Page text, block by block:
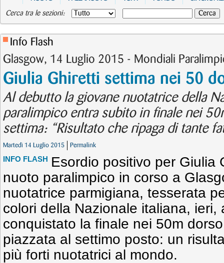
Cerca tra le sezioni:
Info Flash
Glasgow, 14 Luglio 2015 - Mondiali
Giulia Ghiretti settima nei 50
Al debutto la giovane nuotatrice della
paralimpico entra subito in finale nei
settima: “Risultato che ripaga di tante
Martedì 14 Luglio 2015 Permalink
INFO FLASH Esordio positivo per Giulia
nuoto paralimpico in corso a
nuotatrice parmigiana, tesserata
colori della Nazionale italiana, ieri,
conquistato la finale nei 50m
piazzata al settimo posto: un
più forti nuotatrici al mondo.